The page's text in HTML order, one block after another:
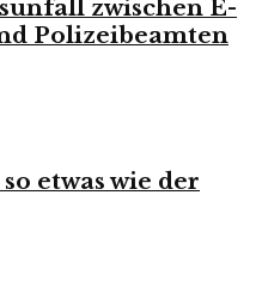
zwischen E-
Polizeibeamten
etwas wie der